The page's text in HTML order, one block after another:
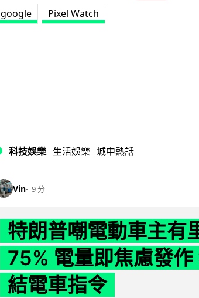
google Pixel Watch
科技娛樂 生活娛樂 城中熱話
Vin 9 分
特朗普嘲電動車主有
75% 電量即焦慮發
結電車指令